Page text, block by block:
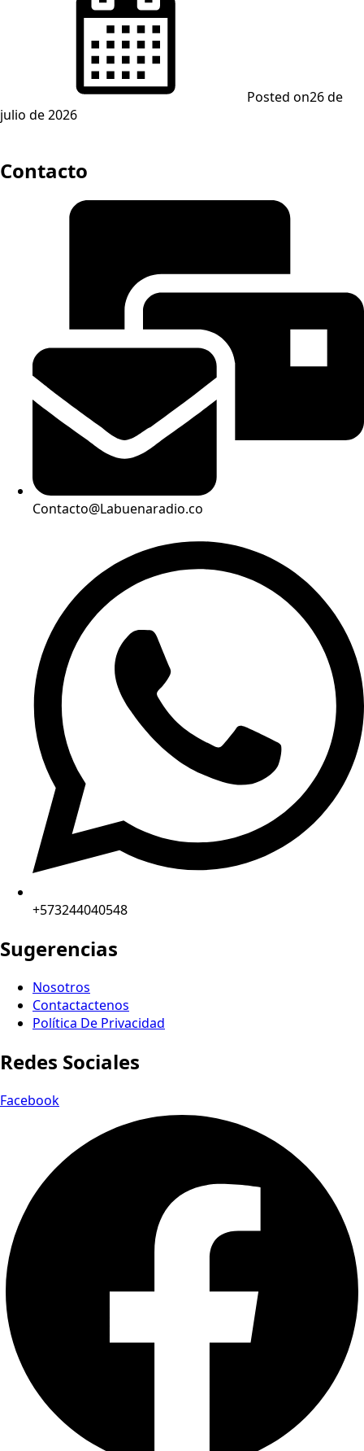
Posted on26 de
julio de 2026
Contacto
Contacto@Labuenaradio.co
+573244040548
Sugerencias
Nosotros
Contactactenos
Política De Privacidad
Redes Sociales
Facebook